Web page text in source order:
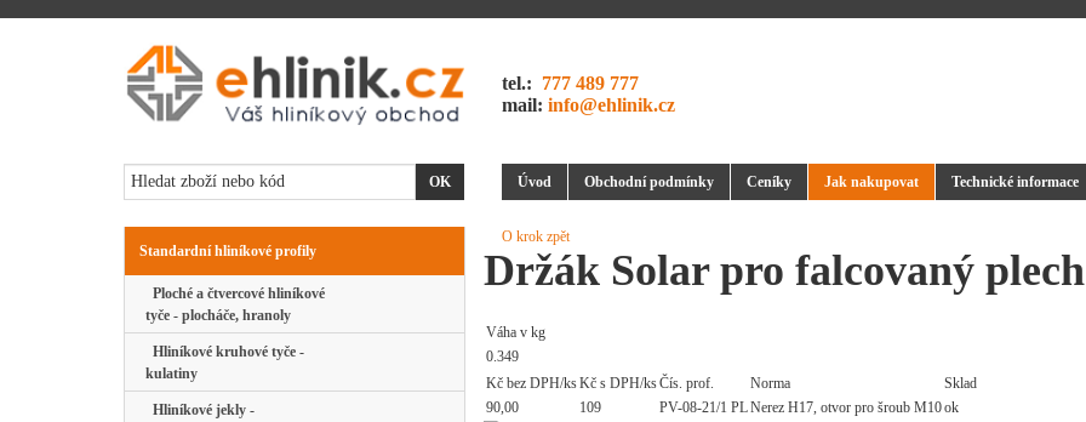
tel.: 777 489 777
mail: info@ehlinik.cz
Úvod Obchodní podmínky Ceníky Jak nakupovat Technické informace
Standardní hliníkové profily
Ploché a čtvercové hliníkové
tyče - plocháče, hranoly
Hliníkové kruhové tyče -
kulatiny
Hliníkové jekly -
O krok zpět
Držák Solar pro falcovaný plech
Váha v kg
0.349
Kč bez DPH/ksKč s DPH/ksČís. prof. Norma
Sklad
90,00
109 PV-08-21/1 PLNerez H17, otvor pro šroub M10ok